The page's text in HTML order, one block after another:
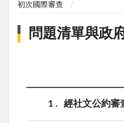
初次國際審查
問題清單與政
1 經社文公約審